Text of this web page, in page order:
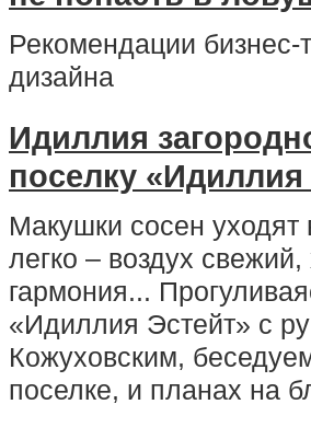
Рекомендации бизнес-
дизайна
Идиллия
поселку «Идиллия
Макушки сосен
легко – воздух
гармония...
«Идиллия Эстейт» с
Кожуховским,
поселке, и планах на